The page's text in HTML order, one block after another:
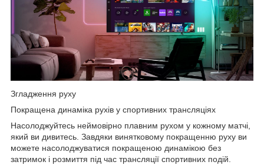
Згладження руху
Покращена динаміка рухів у спортивних трансляціях
Насолоджуйтесь неймовірно плавним рухом у кожному матчі,
який ви дивитесь. Завдяки винятковому покращенню руху ви
можете насолоджуватися покращеною динамікою без
затримок і розмиття під час трансляції спортивних подій.